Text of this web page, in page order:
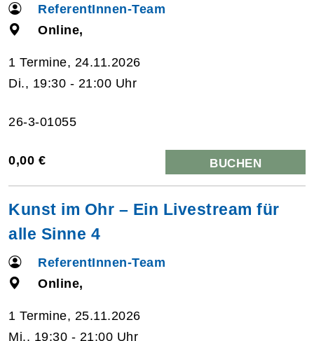
ReferentInnen-Team
Online,
1 Termine, 24.11.2026
Di., 19:30 - 21:00 Uhr
26-3-01055
0,00 € BUCHEN
Kunst im Ohr – Ein Livestream für
alle Sinne 4
ReferentInnen-Team
Online,
1 Termine, 25.11.2026
Mi., 19:30 - 21:00 Uhr